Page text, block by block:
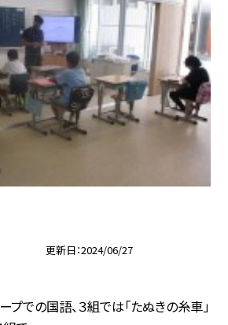
更新日 2024/06/27
プでの国語、３組では「たぬきの糸車」